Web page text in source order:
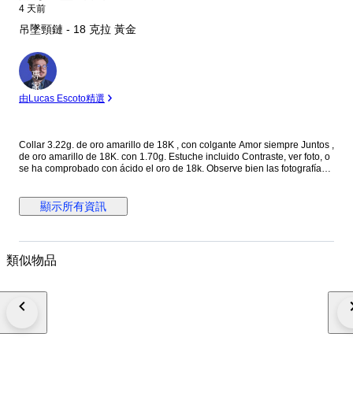
4 天前
吊墜頸鏈 - 18 克拉 黃金
專
家
由Lucas Escoto精選
Collar 3.22g. de oro amarillo de 18K , con colgante Amor siempre Juntos ,
de oro amarillo de 18K. con 1.70g. Estuche incluido Contraste, ver foto, o
se ha comprobado con ácido el oro de 18k. Observe bien las fotografías
ninguna reclamación Todos nuestros artículos están en stock para envío
inmediato. El envío esta asegurado sin coste añadido. Fuera de Europa
gastos serán por cuenta del comprador Los envíos a islas, pueden tener
Envíos a todo el mundo a través de mensajería internacional DHL, UPS....
顯示所有資訊
類似物品